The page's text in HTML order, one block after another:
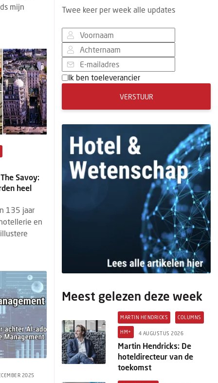
mijn
Savoy:
heel
135 jaar
en
2025
Twee keer per week alle updates
Ik ben toeleverancier
VERSTUUR
Meest gelezen deze week
MARTIN HENDRICKS COLUMNS
HM+ 4 AUGUSTUS 2026
Martin Hendricks: De
hoteldirecteur van de
toekomst